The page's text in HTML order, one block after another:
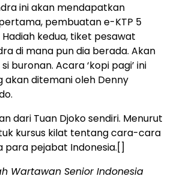
ini akan mendapatkan
pembuatan e-KTP 5
kedua, tiket pesawat
di mana pun dia berada. Akan
buronan. Acara ‘kopi pagi’ ini
akan ditemani oleh Denny
dari Tuan Djoko sendiri. Menurut
kursus kilat tentang cara-cara
para pejabat Indonesia.[]
Wartawan Senior Indonesia